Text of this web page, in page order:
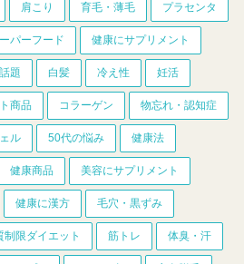
肩こり 育毛・薄毛 プラセンタ
パーフード 健康にサプリメント
題 白髪 冷え性 妊活
商品 コラーゲン 物忘れ・認知症
ル 50代の悩み 健康法
健康商品 美容にサプリメント
健康に漢方 毛穴・黒ずみ
制限ダイエット 筋トレ 体臭・汗